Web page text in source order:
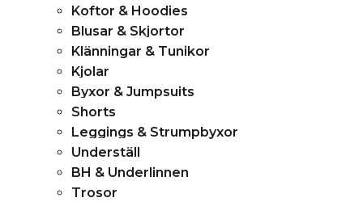
Koftor & Hoodies
Blusar & Skjortor
Klänningar & Tunikor
Kjolar
Byxor & Jumpsuits
Shorts
Leggings & Strumpbyxor
Underställ
BH & Underlinnen
Trosor